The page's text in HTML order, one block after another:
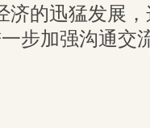
济的迅猛发展
步加强沟通交